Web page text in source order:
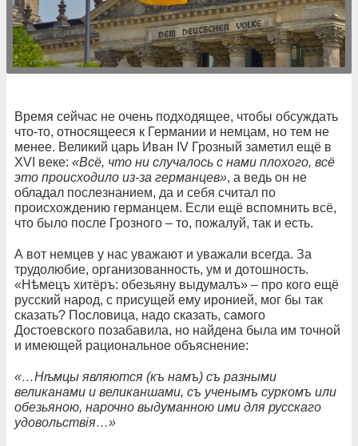
Время сейчас не очень подходящее, чтобы обсуждать
что-то, относящееся к Германии и немцам, но тем не
менее. Великий царь Иван IV Грозный заметил ещё в
XVI веке: «Всё, что ни случалось с нами плохого, всё
это происходило из-за германцев», а ведь он не
обладал послезнанием, да и себя считал по
происхождению германцем. Если ещё вспомнить всё,
что было после Грозного – то, пожалуй, так и есть.
А вот немцев у нас уважают и уважали всегда. За
трудолюбие, организованность, ум и дотошность.
«Нѣмецъ хитёръ: обезьяну выдумалъ» – про кого ещё
русский народ, с присущей ему иронией, мог бы так
сказать? Пословица, надо сказать, самого
Достоевского позабавила, но найдена была им точной
и имеющей рациональное объяснение:
«…Нѣмцы являются (къ намъ) съ разными
великанами и великаншами, съ ученымъ суркомъ или
обезьяною, нарочно выдуманною ими для русскаго
удовольствія…»